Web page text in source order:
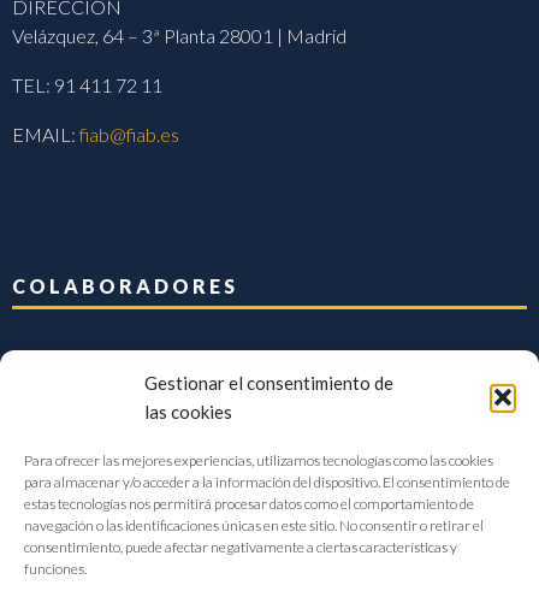
Gestionar el consentimiento de
las cookies
Para ofrecer las mejores experiencias, utilizamos tecnologías como las cookies
para almacenar y/o acceder a la información del dispositivo. El consentimiento de
estas tecnologías nos permitirá procesar datos como el comportamiento de
navegación o las identificaciones únicas en este sitio. No consentir o retirar el
consentimiento, puede afectar negativamente a ciertas características y
funciones.
DIRECCIÓN
Velázquez, 64 – 3ª Planta 28001 | Madrid
TEL: 91 411 72 11
EMAIL:fiab@fiab.es
COLABORADORES